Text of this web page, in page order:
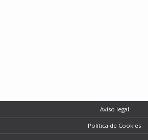
Aviso legal
Política de Cookies